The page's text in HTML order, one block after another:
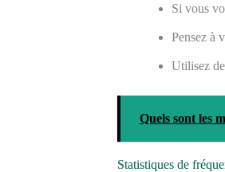
Si vous
Pensez à
Utilisez
Quels sont les
Statistiques de